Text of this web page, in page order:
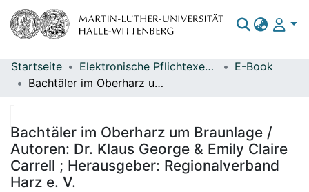
Bereiche & Sammlungen
Statistiken
Startseite Elektronische Pflichtexemplare
E-Book
Bachtäler im Oberharz um Braunlage / Autoren: Dr. Klaus George & Emily Claire Carrell ; Herausgeber: Regionalverband Harz e. V.
Bachtäler im Oberharz um Braunlage /
Autoren: Dr. Klaus George & Emily Claire
Carrell ; Herausgeber: Regionalverband
Harz e. V.